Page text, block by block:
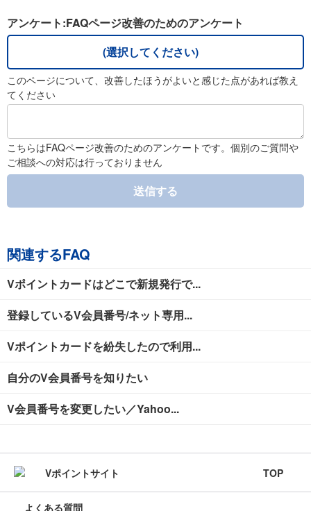
アンケート:FAQページ改善のためのアンケート
(選択してください)
このページについて、改善したほうがよいと感じた点があれば教え
てください
こちらはFAQページ改善のためのアンケートです。個別のご質問や
ご相談への対応は行っておりません
送信する
関連するFAQ
Vポイントカードはどこで新規発行で...
登録しているV会員番号/ネット専用...
Vポイントカードを紛失したので利用...
自分のV会員番号を知りたい
V会員番号を変更したい／Yahoo...
TOP
よくある質問